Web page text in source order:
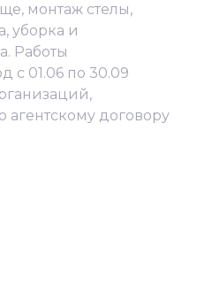
монтаж стелы,
уборка и
Работы
с 01.06 по 30.09
договору